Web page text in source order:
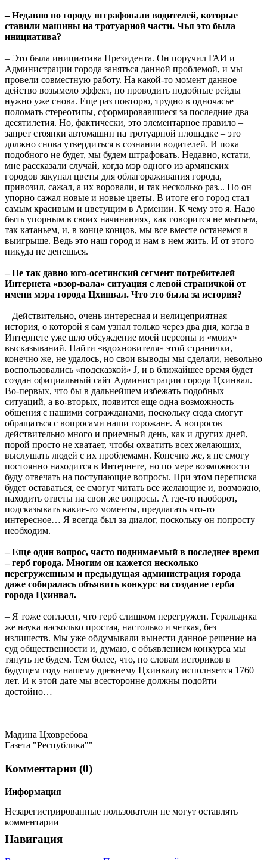
– Недавно по городу штрафовали водителей, которые
ставили машины на тротуарной части. Чья это была
инициатива?
– Это была инициатива Президента. Он поручил ГАИ и
Администрации города заняться данной проблемой, и мы
провели совместную работу. На какой-то момент данное
действо возымело эффект, но проводить подобные рейды
нужно уже снова. Еще раз повторю, трудно в одночасье
поломать стереотипы, сформировавшиеся за последние два
десятилетия. Но, фактически, это элементарное правило –
запрет стоянки автомашин на тротуарной площадке – это
должно снова утвердиться в сознании водителей. И пока
подобного не будет, мы будем штрафовать. Недавно, кстати,
мне рассказали случай, когда мэр одного из армянских
городов закупал цветы для облагораживания города,
привозил, сажал, а их воровали, и так несколько раз... Но он
упорно сажал новые и новые цветы. В итоге его город стал
самым красивым и цветущим в Армении. К чему это я. Надо
быть упорным в своих начинаниях, как говорится не мытьем,
так катаньем, и, в конце концов, мы все вместе останемся в
выигрыше. Ведь это наш город и нам в нем жить. И от этого
никуда не денешься.
– Не так давно юго-осетинский сегмент потребителей
Интернета «взор-вала» ситуация с левой страничкой от
имени мэра города Цхинвал. Что это была за история?
– Действительно, очень интересная и нелицеприятная
история, о которой я сам узнал только через два дня, когда в
Интернете уже шло обсуждение моей персоны и «моих»
высказываний. Найти «вдохновителя» этой странички,
конечно же, не удалось, но свои выводы мы сделали, невольно
воспользовались «подсказкой» J, и в ближайшее время будет
создан официальный сайт Администрации города Цхинвал.
Во-первых, что бы в дальнейшем избежать подобных
ситуаций, а во-вторых, появится еще одна возможность
общения с нашими согражданами, поскольку сюда смогут
обращаться с вопросами наши горожане. А вопросов
действительно много и приемный день, как и других дней,
порой просто не хватает, чтобы охватить всех желающих,
выслушать людей с их проблемами. Конечно же, я не смогу
постоянно находится в Интернете, но по мере возможности
буду отвечать на поступающие вопросы. При этом переписка
будет оставаться, ее смогут читать все желающие и, возможно,
находить ответы на свои же вопросы. А где-то наоборот,
подсказывать какие-то моменты, предлагать что-то
интересное… Я всегда был за диалог, поскольку он попросту
необходим.
– Еще один вопрос, часто поднимаемый в последнее время
– герб города. Многим он кажется несколько
перегруженным и предыдущая администрация города
даже собиралась объявить конкурс на создание герба
города Цхинвал.
– Я тоже согласен, что герб слишком перегружен. Геральдика
же наука насколько простая, настолько и четкая, без
излишеств. Мы уже обдумывали вынести данное решение на
суд общественности и, думаю, с объявлением конкурса мы
тянуть не будем. Тем более, что, по словам историков в
будущем году нашему древнему Цхинвалу исполняется 1760
лет. И к этой дате мы всесторонне должны подойти
достойно…
Мадина Цховребова
Газета "Республика""
Комментарии (0)
Информация
Незарегистрированные пользователи не могут оставлять
комментарии
Навигация